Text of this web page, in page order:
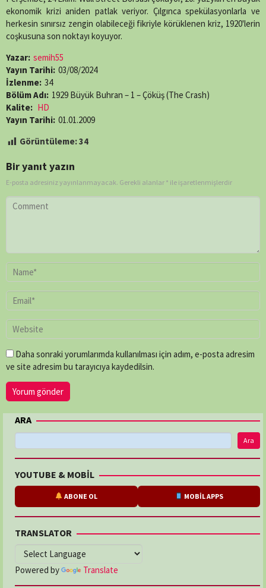
(Twitter)
ekonomik krizi aniden patlak veriyor. Çılgınca spekülasyonlarla ve
herkesin sınırsız zengin olabileceği fikriyle körüklenen kriz, 1920'lerin
coşkusuna son noktayı koyuyor.
Yazar: semih55
Yayın Tarihi: 03/08/2024
İzlenme: 34
Bölüm Adı: 1929 Büyük Buhran – 1 – Çöküş (The Crash)
Kalite: HD
Yayın Tarihi: 01.01.2009
Görüntüleme:34
Bir yanıt yazın
E-posta adresiniz yayınlanmayacak. Gerekli alanlar * ile işaretlenmişlerdir
Daha sonraki yorumlarımda kullanılması için adım, e-posta adresim
ve site adresim bu tarayıcıya kaydedilsin.
ARA
Ara
YOUTUBE & MOBİL
ABONE OL MOBİL APPS
TRANSLATOR
Powered by Translate